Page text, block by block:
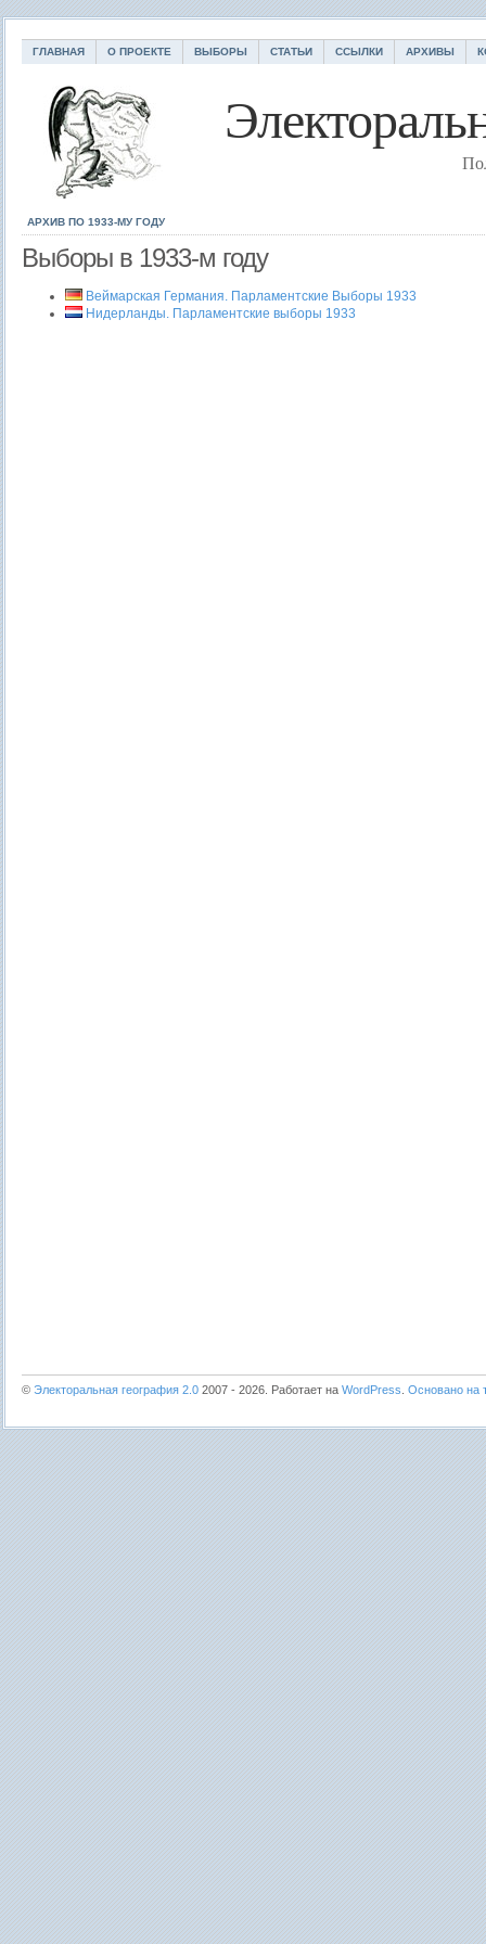
ГЛАВНАЯ О ПРОЕКТЕ ВЫБОРЫ СТАТЬИ ССЫЛКИ АРХИВЫ
АРХИВ ПО 1933-МУ ГОДУ
Выборы в 1933-м году
Веймарская Германия. Парламентские Выборы 1933
Нидерланды. Парламентские выборы 1933
© Электоральная география 2.0 2007 - 2026. Работает на WordPress Основано на